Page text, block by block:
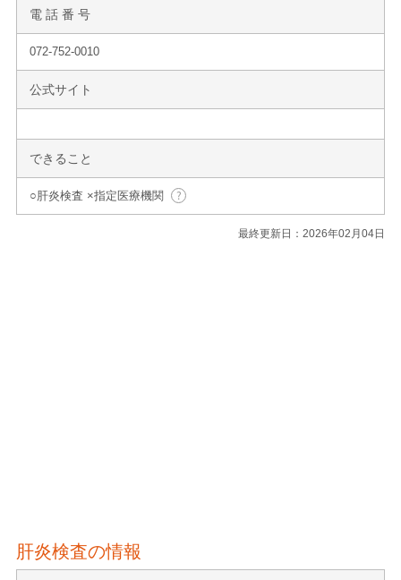
電 話 番 号
072-752-0010
公式サイト
できること
○肝炎検査 ×指定医療機関
最終更新日：2026年02月04日
肝炎検査の情報